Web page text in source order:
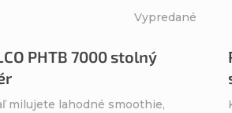
PHTB 7000 stolný
Vypredané
milujete lahodné smoothie,